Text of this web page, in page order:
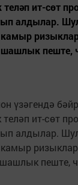
ит-сөт
алдылар.
камыр
пеште,
үзәгендә
ит-сөт
алдылар.
камыр
пеште,